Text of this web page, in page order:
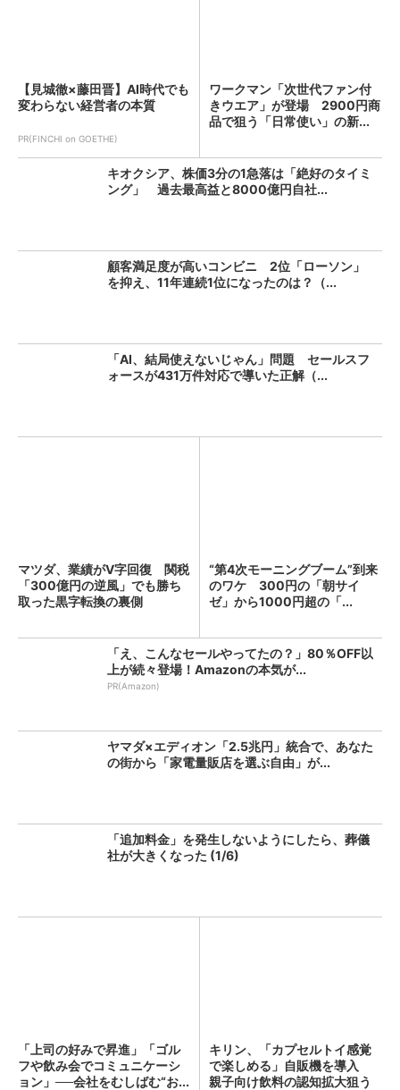
【見城徹×藤田晋】AI時代でも
変わらない経営者の本質
PR(FINCHI on GOETHE)
ワークマン「次世代ファン付
きウエア」が登場 2900円商
品で狙う「日常使い」の新...
キオクシア、株価3分の1急落は「絶好のタイミ
ング」 過去最高益と8000億円自社...
顧客満足度が高いコンビニ 2位「ローソン」
を抑え、11年連続1位になったのは？（...
「AI、結局使えないじゃん」問題 セールスフ
ォースが431万件対応で導いた正解（...
マツダ、業績がV字回復 関税
「300億円の逆風」でも勝ち
取った黒字転換の裏側
“第4次モーニングブーム”到来
のワケ 300円の「朝サイ
ゼ」から1000円超の「...
「え、こんなセールやってたの？」80％OFF以
上が続々登場！Amazonの本気が...
PR(Amazon)
ヤマダ×エディオン「2.5兆円」統合で、あなた
の街から「家電量販店を選ぶ自由」が...
「追加料金」を発生しないようにしたら、葬儀
社が大きくなった (1/6)
「上司の好みで昇進」「ゴル
フや飲み会でコミュニケーシ
ョン」──会社をむしばむ“お...
キリン、「カプセルトイ感覚
で楽しめる」自販機を導入
親子向け飲料の認知拡大狙う